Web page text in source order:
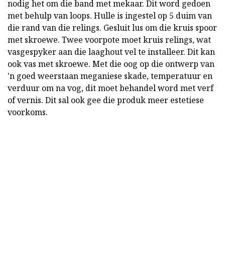
nodig het om die band met mekaar. Dit word gedoen
met behulp van loops. Hulle is ingestel op 5 duim van
die rand van die relings. Gesluit lus om die kruis spoor
met skroewe. Twee voorpote moet kruis relings, wat
vasgespyker aan die laaghout vel te installeer. Dit kan
ook vas met skroewe. Met die oog op die ontwerp van
'n goed weerstaan meganiese skade, temperatuur en
verduur om na vog, dit moet behandel word met verf
of vernis. Dit sal ook gee die produk meer estetiese
voorkoms.